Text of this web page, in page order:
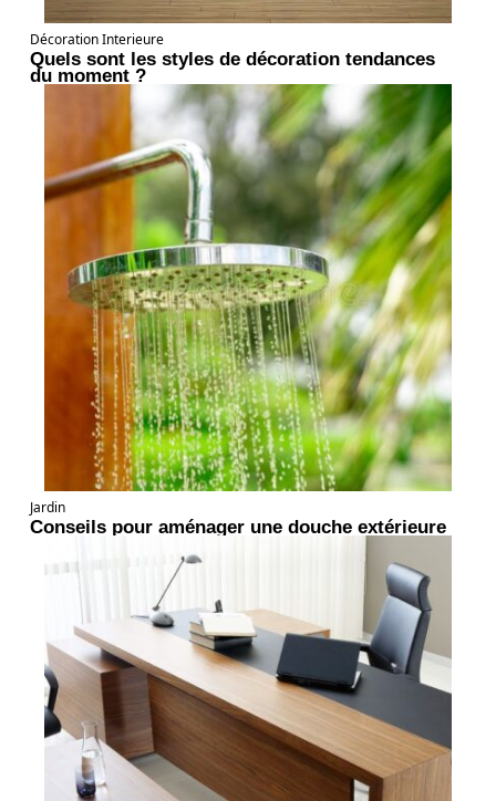
Décoration Interieure
Quels sont les styles de décoration tendances
du moment ?
Jardin
Conseils pour aménager une douche extérieure